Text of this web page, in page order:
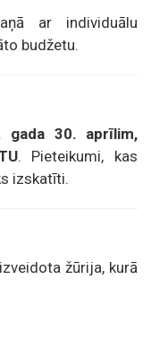
ar individuālu
budžetu.
gada 30. aprīlim,
. Pieteikumi, kas
izskatīti.
žūrija, kurā